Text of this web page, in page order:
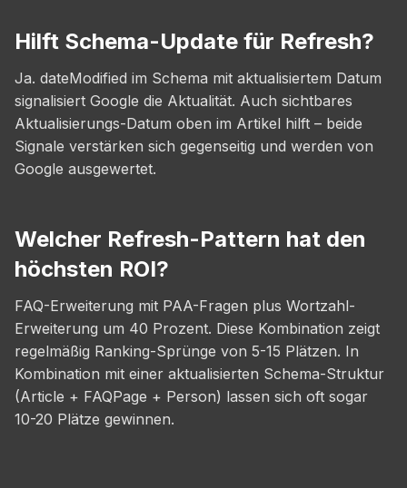
Hilft Schema-Update für Refresh?
Ja. dateModified im Schema mit aktualisiertem Datum
signalisiert Google die Aktualität. Auch sichtbares
Aktualisierungs-Datum oben im Artikel hilft – beide
Signale verstärken sich gegenseitig und werden von
Google ausgewertet.
Welcher Refresh-Pattern hat den
höchsten ROI?
FAQ-Erweiterung mit PAA-Fragen plus Wortzahl-
Erweiterung um 40 Prozent. Diese Kombination zeigt
regelmäßig Ranking-Sprünge von 5-15 Plätzen. In
Kombination mit einer aktualisierten Schema-Struktur
(Article + FAQPage + Person) lassen sich oft sogar
10-20 Plätze gewinnen.